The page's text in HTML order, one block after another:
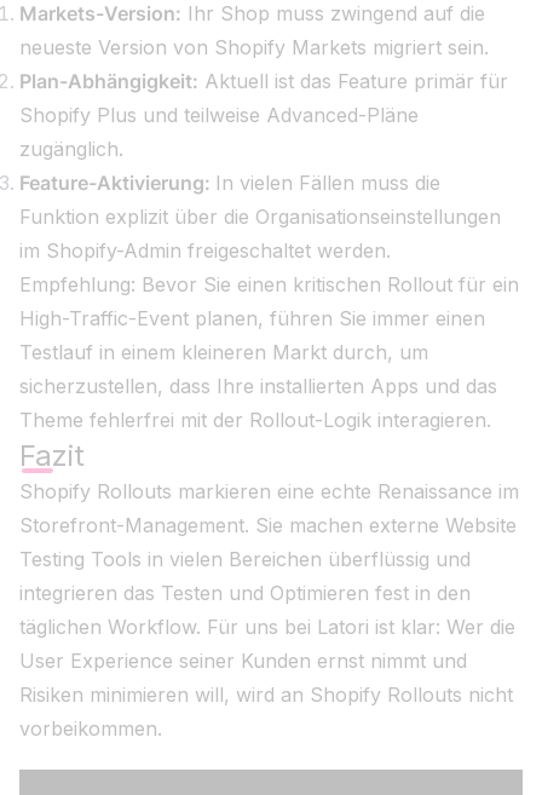
Markets-Version: Ihr Shop muss zwingend auf die
neueste Version von Shopify Markets migriert sein.
Plan-Abhängigkeit: Aktuell ist das Feature primär für
Shopify Plus und teilweise Advanced-Pläne
zugänglich.
Feature-Aktivierung: In vielen Fällen muss die
Funktion explizit über die Organisationseinstellungen
im Shopify-Admin freigeschaltet werden.
Empfehlung: Bevor Sie einen kritischen Rollout für ein
High-Traffic-Event planen, führen Sie immer einen
Testlauf in einem kleineren Markt durch, um
sicherzustellen, dass Ihre installierten Apps und das
Theme fehlerfrei mit der Rollout-Logik interagieren.
Fazit
Shopify Rollouts markieren eine echte Renaissance im
Storefront-Management. Sie machen externe Website
Testing Tools in vielen Bereichen überflüssig und
integrieren das Testen und Optimieren fest in den
täglichen Workflow. Für uns bei Latori ist klar: Wer die
User Experience seiner Kunden ernst nimmt und
Risiken minimieren will, wird an Shopify Rollouts nicht
vorbeikommen.